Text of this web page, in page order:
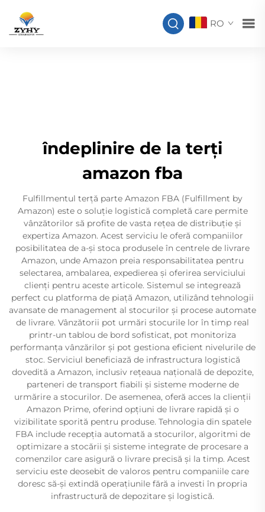
RO
îndeplinire de la terți
amazon fba
Fulfillmentul terță parte Amazon FBA (Fulfillment by
Amazon) este o soluție logistică completă care permite
vânzătorilor să profite de vasta rețea de distribuție și
expertiza Amazon. Acest serviciu le oferă companiilor
posibilitatea de a-și stoca produsele în centrele de livrare
Amazon, unde Amazon preia responsabilitatea pentru
selectarea, ambalarea, expedierea și oferirea serviciului
clienți pentru aceste articole. Sistemul se integrează
perfect cu platforma de piață Amazon, utilizând tehnologii
avansate de management al stocurilor și procese automate
de livrare. Vânzătorii pot urmări stocurile lor în timp real
printr-un tablou de bord sofisticat, pot monitoriza
performanța vânzărilor și pot gestiona eficient nivelurile de
stoc. Serviciul beneficiază de infrastructura logistică
dovedită a Amazon, inclusiv rețeaua națională de depozite,
parteneri de transport fiabili și sisteme moderne de
urmărire a stocurilor. De asemenea, oferă acces la clienții
Amazon Prime, oferind opțiuni de livrare rapidă și o
vizibilitate sporită pentru produse. Tehnologia din spatele
FBA include recepția automată a stocurilor, algoritmi de
optimizare a stocării și sisteme integrate de procesare a
comenzilor care asigură o livrare precisă și la timp. Acest
serviciu este deosebit de valoros pentru companiile care
doresc să-și extindă operațiunile fără a investi în propria
infrastructură de depozitare și logistică.